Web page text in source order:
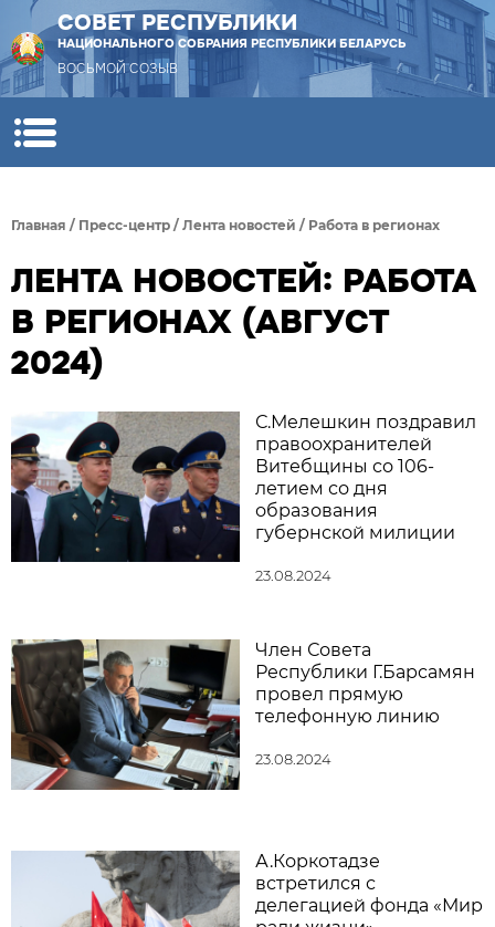
СОВЕТ РЕСПУБЛИКИ
НАЦИОНАЛЬНОГО СОБРАНИЯ РЕСПУБЛИКИ БЕЛАРУСЬ
ВОСЬМОЙ СОЗЫВ
Главная / Пресс-центр / Лента новостей / Работа в регионах
ЛЕНТА НОВОСТЕЙ: РАБОТА
В РЕГИОНАХ (АВГУСТ
2024)
С.Мелешкин поздравил
правоохранителей
Витебщины со 106-
летием со дня
образования
губернской милиции
23.08.2024
Член Совета
Республики Г.Барсамян
провел прямую
телефонную линию
23.08.2024
А.Коркотадзе
встретился с
делегацией фонда «Мир